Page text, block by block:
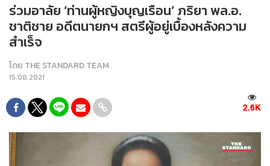
ร่วมอาลัย ‘ท่านผู้หญิงบุญเรือน’ ภริยา พล.อ.
ชาติชาย อดีตนายกฯ สตรีผู้อยู่เบื้องหลังความ
สำเร็จ
โดย THE STANDARD TEAM
15.08.2021
2.6K